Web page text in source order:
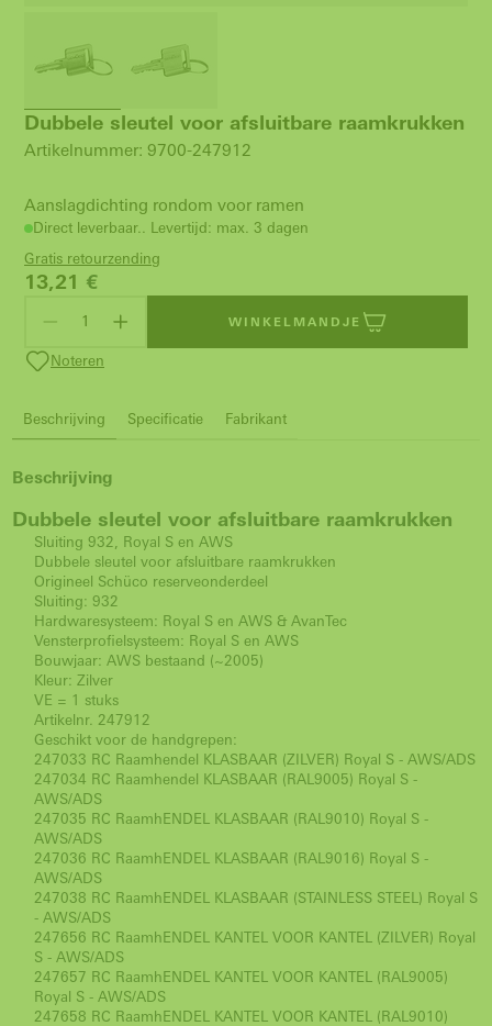
Dubbele sleutel voor afsluitbare raamkrukken
Artikelnummer: 9700-247912
Aanslagdichting rondom voor ramen
Direct leverbaar.. Levertijd: max. 3 dagen
Gratis retourzending
13,21 €
WINKELMANDJE
Noteren
Beschrijving Specificatie Fabrikant
Beschrijving
Dubbele sleutel voor afsluitbare raamkrukken
Sluiting 932, Royal S en AWS
Dubbele sleutel voor afsluitbare raamkrukken
Origineel Schüco reserveonderdeel
Sluiting: 932
Hardwaresysteem: Royal S en AWS & AvanTec
Vensterprofielsysteem: Royal S en AWS
Bouwjaar: AWS bestaand (~2005)
Kleur: Zilver
VE = 1 stuks
Artikelnr. 247912
Geschikt voor de handgrepen:
247033 RC Raamhendel KLASBAAR (ZILVER) Royal S - AWS/ADS
247034 RC Raamhendel KLASBAAR (RAL9005) Royal S -
AWS/ADS
247035 RC RaamhENDEL KLASBAAR (RAL9010) Royal S -
AWS/ADS
247036 RC RaamhENDEL KLASBAAR (RAL9016) Royal S -
AWS/ADS
247038 RC RaamhENDEL KLASBAAR (STAINLESS STEEL) Royal S
- AWS/ADS
247656 RC RaamhENDEL KANTEL VOOR KANTEL (ZILVER) Royal
S - AWS/ADS
247657 RC RaamhENDEL KANTEL VOOR KANTEL (RAL9005)
Royal S - AWS/ADS
247658 RC RaamhENDEL KANTEL VOOR KANTEL (RAL9010)